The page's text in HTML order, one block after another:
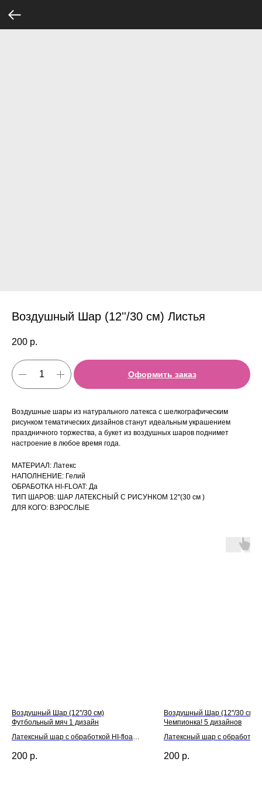
Воздушный Шар (12''/30 см) Листья
200 р.
Оформить заказ
Воздушные шары из натурального латекса с шелкографическим
рисунком тематических дизайнов станут идеальным украшением
праздничного торжества, а букет из воздушных шаров поднимет
настроение в любое время года.
МАТЕРИАЛ: Латекс
НАПОЛНЕНИЕ: Гелий
ОБРАБОТКА HI-FLOAT: Да
ТИП ШАРОВ: ШАР ЛАТЕКСНЫЙ С РИСУНКОМ 12''(30 см )
ДЛЯ КОГО: ВЗРОСЛЫЕ
Воздушный Шар (12''/30 см)
Футбольный мяч 1 дизайн
Латексный шар с обработкой HI-float
200 р.
Воздушный Шар (12''/30 см)
Чемпионка! 5 дизайнов
Латексный шар с
200 р.